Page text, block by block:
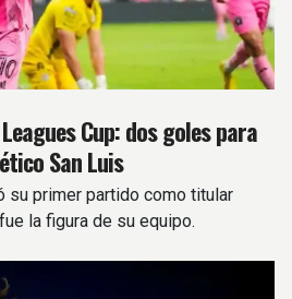
Cup: dos goles para
San Luis
su primer partido como titular
la figura de su equipo.